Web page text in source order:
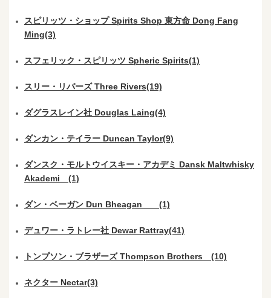
スピリッツ・ショップ Spirits Shop 東方命 Dong Fang
Ming(3)
スフェリック・スピリッツ Spheric Spirits(1)
スリー・リバーズ Three Rivers(19)
ダグラスレイン社 Douglas Laing(4)
ダンカン・テイラー Duncan Taylor(9)
ダンスク・モルトウイスキー・アカデミ Dansk Maltwhisky
Akademi (1)
ダン・ベーガン Dun Bheagan (1)
デュワー・ラトレー社 Dewar Rattray(41)
トンプソン・ブラザーズ Thompson Brothers (10)
ネクター Nectar(3)